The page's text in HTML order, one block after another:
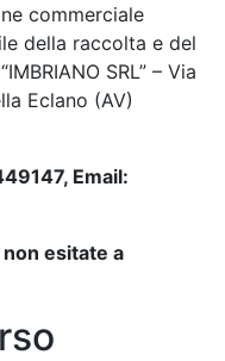
commerciale
della raccolta e del
SRL” – Via
Eclano (AV)
Email:
esitate a